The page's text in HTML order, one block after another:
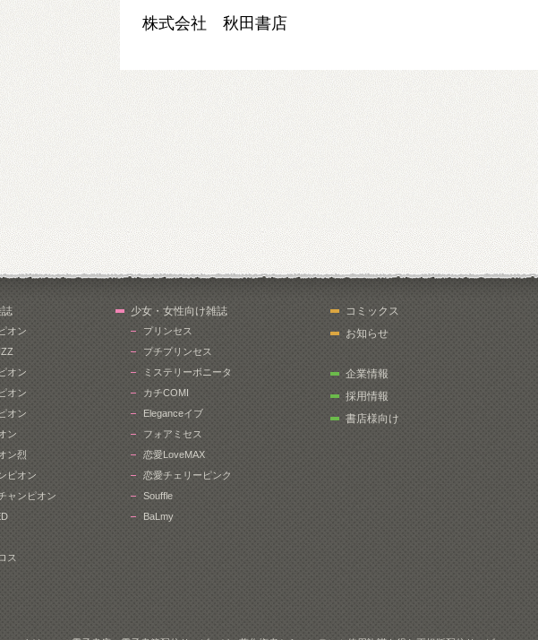
株式会社 秋田書店
誌
オン
オン
オン
オン
ン
ン烈
ピオン
ャンピオン
ス
少女・女性向け雑誌
プリンセス
プチプリンセス
ミステリーボニータ
カチCOMI
Eleganceイブ
フォアミセス
恋愛LoveMAX
恋愛チェリーピンク
Souffle
BaLmy
コミックス
お知らせ
企業情報
採用情報
書店様向け